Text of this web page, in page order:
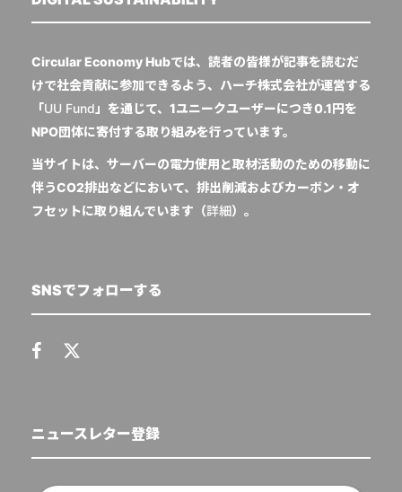
Circular Economy Hubでは、読者の皆様が記事を読むだ
けで社会貢献に参加できるよう、ハーチ株式会社が運営する
「UU Fund 」を通じて、1ユニークユーザーにつき0.1円を
NPO団体に寄付する取り組みを行っています。
当サイトは、サーバーの電力使用と取材活動のための移動に
伴うCO2排出などにおいて、排出削減およびカーボン・オ
フセットに取り組んでいます（詳細）。
SNSでフォローする
ニュースレター登録